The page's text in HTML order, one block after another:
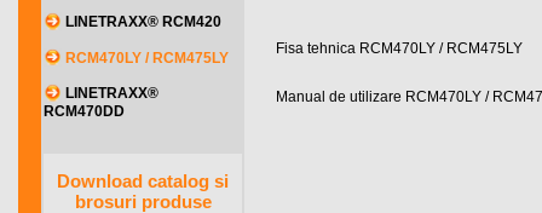
LINETRAXX® RCM420
RCM470LY / RCM475LY
LINETRAXX®
RCM470DD
Download catalog si
brosuri produse
Fisa tehnica RCM470LY / RCM475LY
Manual de utilizare RCM470LY /